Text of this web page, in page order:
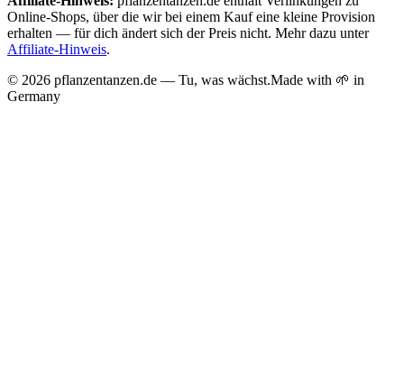
Online-Shops, über die wir bei einem Kauf eine kleine Provision
erhalten — für dich ändert sich der Preis nicht. Mehr dazu unter
Affiliate-Hinweis.
© 2026 pflanzentanzen.de — Tu, was wächst.Made with 🌱 in
Germany